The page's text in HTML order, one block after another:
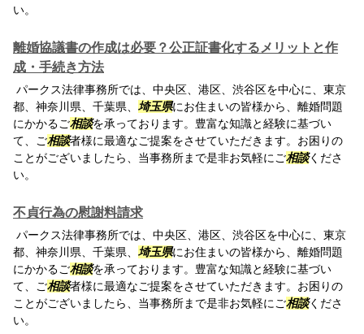
い。
離婚協議書の作成は必要？公正証書化するメリットと作
成・手続き方法
パークス法律事務所では、中央区、港区、渋谷区を中心に、東京
都、神奈川県、千葉県、 埼玉県にお住まいの皆様から、離婚問題
にかかるご相談を承っております。豊富な知識と経験に基づい
て、ご相談者様に最適なご提案をさせていただきます。お困りの
ことがございましたら、当事務所まで是非お気軽にご相談くださ
い。
不貞行為の慰謝料請求
パークス法律事務所では、中央区、港区、渋谷区を中心に、東京
都、神奈川県、千葉県、 埼玉県にお住まいの皆様から、離婚問題
にかかるご相談を承っております。豊富な知識と経験に基づい
て、ご相談者様に最適なご提案をさせていただきます。お困りの
ことがございましたら、当事務所まで是非お気軽にご相談くださ
い。